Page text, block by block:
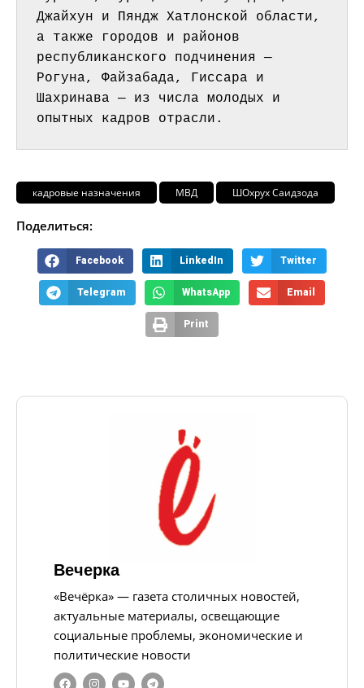
Джайхун и Пяндж Хатлонской области,
а также городов и районов
республиканского подчинения —
Рогуна, Файзабада, Гиссара и
Шахринава — из числа молодых и
опытных кадров отрасли.
кадровые назначения МВД ШОхрух Саидзода
Поделиться:
Facebook LinkedIn Twitter
Telegram WhatsApp Email
Print
Вечерка
«Вечёрка» — газета столичных новостей,
актуальные материалы, освещающие
социальные проблемы, экономические и
политические новости